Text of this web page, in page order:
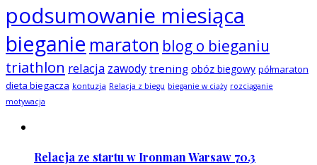
podsumowanie miesiąca
bieganie maraton blog o bieganiu
triathlon relacja zawody trening obóz biegowy półmaraton
dieta biegacza kontuzja Relacja z biegu bieganie w ciąży rozciąganie
motywacja
Relacja ze startu w Ironman Warsaw 70.3